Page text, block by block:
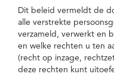
Dit beleid vermeldt de
alle verstrekte
verzameld, verwerkt en
en welke rechten u ten
(recht op inzage,
deze rechten kunt